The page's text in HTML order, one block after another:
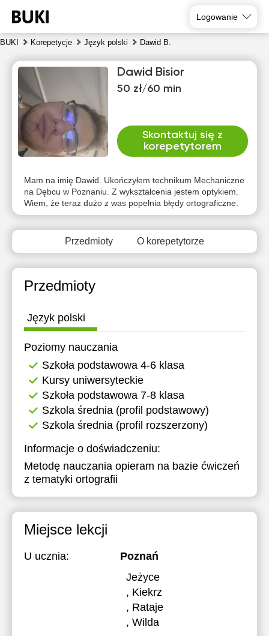
Logowanie
BUKI Korepetycje Język polski Dawid B.
Dawid Bisior
50 zł/60 min
Skontaktuj się z
korepetytorem
Mam na imię Dawid. Ukończyłem technikum Mechaniczne
na Dębcu w Poznaniu. Z wykształcenia jestem optykiem.
Wiem, że teraz dużo z was popełnia błędy ortograficzne.
Przedmioty O korepetytorze
Przedmioty
Język polski
Poziomy nauczania
Szkoła podstawowa 4-6 klasa
Kursy uniwersyteckie
Szkoła podstawowa 7-8 klasa
Szkola średnia (profil podstawowy)
Szkola średnia (profil rozszerzony)
Informacje o doświadczeniu:
Metodę nauczania opieram na bazie ćwiczeń
z tematyki ortografii
Miejsce lekcji
U ucznia:
Poznań
Jeżyce
, Kiekrz
, Rataje
, Wilda
7
8
9
10
11
12
Brak
dostępnych
terminów
Brak
dostępnych
terminów
Brak
dostępnych
terminów
Brak
dostępnych
terminów
Brak
dostępnych
terminów
Brak
terminów